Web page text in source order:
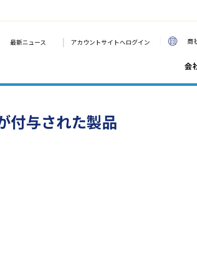
最新ニュース | アカウントサイトへログイン 商
会
付与された製品